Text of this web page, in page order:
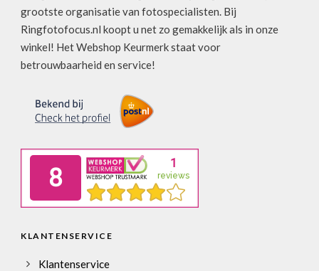
grootste organisatie van fotospecialisten. Bij
Ringfotofocus.nl koopt u net zo gemakkelijk als in onze
winkel! Het Webshop Keurmerk staat voor
betrouwbaarheid en service!
KLANTENSERVICE
Klantenservice